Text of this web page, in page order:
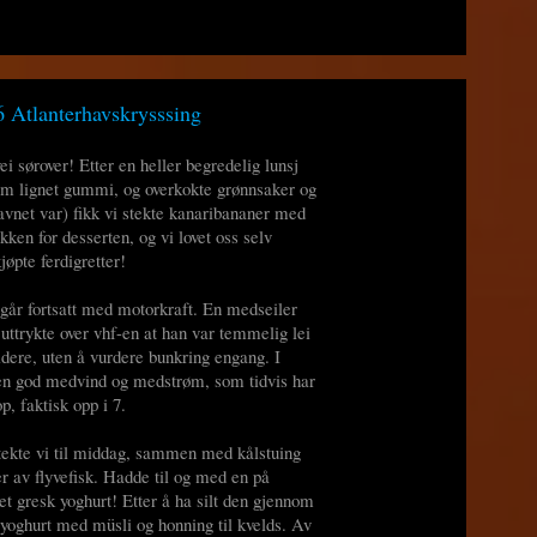
Atlanterhavskrysssing
sørover! Etter en heller begredelig lunsj
lignet gummi, og overkokte grønnsaker og
var) fikk vi stekte kanaribananer med
for desserten, og vi lovet oss selv
ferdigretter!
fortsatt med motorkraft. En medseiler
over vhf-en at han var temmelig lei
uten å vurdere bunkring engang. I
god medvind og medstrøm, som tidvis har
faktisk opp i 7.
vi til middag, sammen med kålstuing
av flyvefisk. Hadde til og med en på
gresk yoghurt! Etter å ha silt den gjennom
med müsli og honning til kvelds. Av